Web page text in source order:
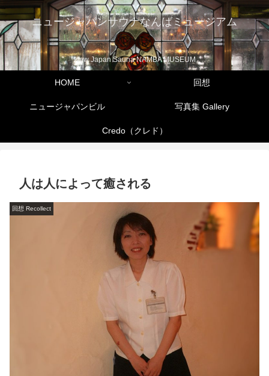
ニュージャパンサウナなんばミュージアム
New Japan Sauna NAMBA MUSEUM
HOME 回想
ニュージャパンビル 写真集 Gallery
Credo（クレド）
人は人によって癒される
回想 Recollect